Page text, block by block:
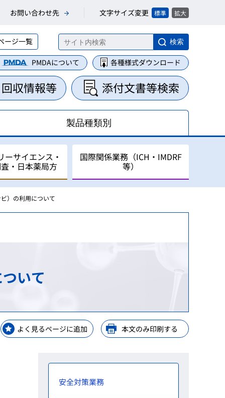
お問い合わせ先 文字サイズ変更 標準 拡大
ージ一覧 検索
PMDAについて 各種様式ダウンロード
収情報等 添付文書等検索
製品種類別
業務
・整理業務
関する業務
プ
ーサイエンス・
・日本薬局方
ついて
国際関係業務（ICH・IMDRF
等）
）の利用について
いて
よく見るページに追加 本文のみ印刷する
安全対策業務